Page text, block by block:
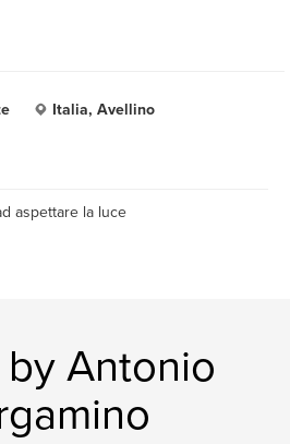
Italia, Avellino
aspettare la luce
Antonio